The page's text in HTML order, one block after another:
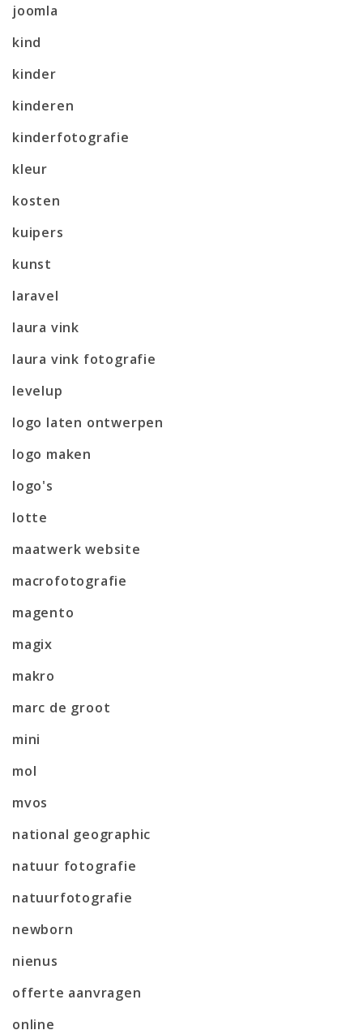
joomla
kind
kinder
kinderen
kinderfotografie
kleur
kosten
kuipers
kunst
laravel
laura vink
laura vink fotografie
levelup
logo laten ontwerpen
logo maken
logo's
lotte
maatwerk website
macrofotografie
magento
magix
makro
marc de groot
mini
mol
mvos
national geographic
natuur fotografie
natuurfotografie
newborn
nienus
offerte aanvragen
online